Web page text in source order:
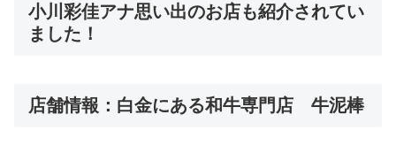
小川彩佳アナ思い出のお店も紹介されてい
ました！
店舗情報：白金にある和牛専門店 牛泥棒